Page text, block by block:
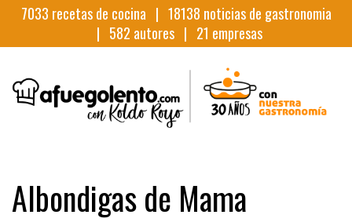
7033 recetas de cocina | 18138 noticias de gastronomia
| 582 autores | 21 empresas
Albondigas de Mama